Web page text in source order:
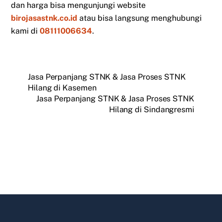
dan harga bisa mengunjungi website
birojasastnk.co.id atau bisa langsung menghubungi
kami di08111006634.
Jasa Perpanjang STNK & Jasa Proses STNK
Hilang di Kasemen
Jasa Perpanjang STNK & Jasa Proses STNK
Hilang di Sindangresmi